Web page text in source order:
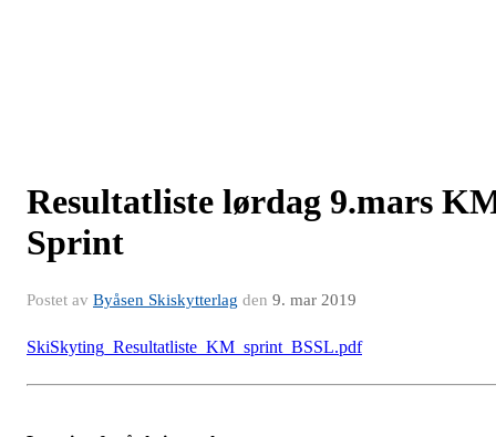
Resultatliste lørdag 9.mars
Sprint
Postet av Byåsen Skiskytterlag den 9. mar 2019
SkiSkyting_Resultatliste_KM_sprint_BSSL.pdf